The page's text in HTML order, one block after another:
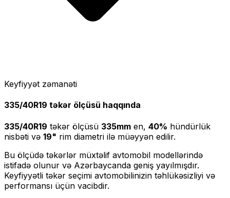
Keyfiyyət zəmanəti
335/40R19 təkər ölçüsü haqqında
335/40R19 təkər ölçüsü 335mm en, 40% hündürlük
nisbəti və 19" rim diametri ilə müəyyən edilir.
Bu ölçüdə təkərlər müxtəlif avtomobil modellərində
istifadə olunur və Azərbaycanda geniş yayılmışdır.
Keyfiyyətli təkər seçimi avtomobilinizin təhlükəsizliyi və
performansı üçün vacibdir.